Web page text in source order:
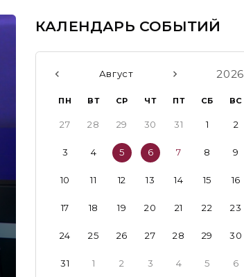
КАЛЕНДАРЬ СОБЫТИЙ
Август 2026
ПН ВТ СР ЧТ ПТ СБ ВС
27 28 29 30 31 1 2
3 4 5 6 7 8 9
10 11 12 13 14 15 16
17 18 19 20 21 22 23
24 25 26 27 28 29 30
31 1 2 3 4 5 6